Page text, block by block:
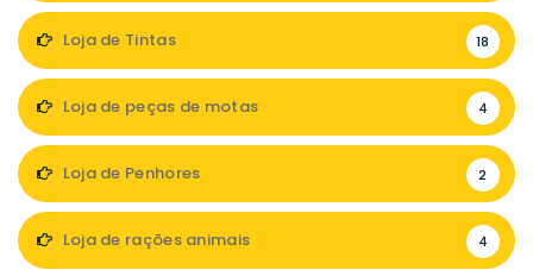
Loja de Tintas 18
Loja de peças de motas 4
Loja de Penhores 2
Loja de rações animais 4